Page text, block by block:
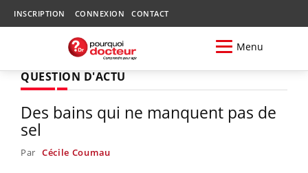
INSCRIPTION CONNEXION CONTACT
Menu
QUESTION D'ACTU
Des bains qui ne manquent pas de
sel
Par Cécile Coumau